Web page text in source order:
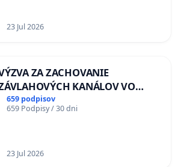
23 Jul 2026
ZA ZACHOVANIE
KANÁLOV VO
VÝLUČNOM VLASTNÍCTVE A POD
KONTROLOU SLOVENSKEJ
a odvodňovacích kanálov na
659 podpisov
659 Podpisy / 30 dni
23 Jul 2026